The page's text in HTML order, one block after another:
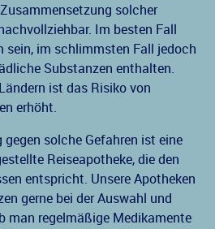
solcher
Im besten Fall
sein, im schlimmsten Fall jedoch
Substanzen enthalten.
ist das Risiko von
erhöht.
gegen solche Gefahren ist eine
Reiseapotheke, die den
entspricht. Unsere Apotheken
gerne bei der Auswahl und
man regelmäßige Medikamente